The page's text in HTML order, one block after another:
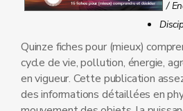
/
Quinze fiches pour (mieux)
cycle de vie, pollution, énergie,
en vigueur. Cette publication
des informations détaillées en